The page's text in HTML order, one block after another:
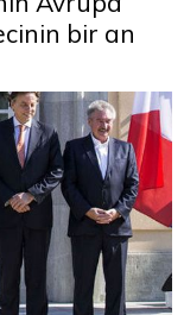
bir an